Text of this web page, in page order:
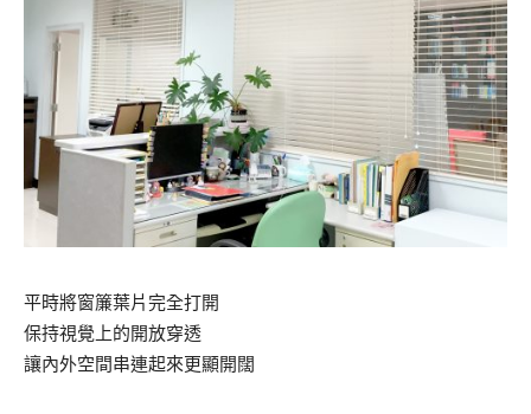
平時將窗簾葉片完全打開
保持視覺上的開放穿透
讓內外空間串連起來更顯開闊